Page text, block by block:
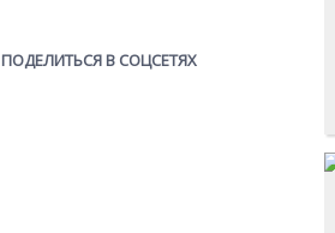
ПОДЕЛИТЬСЯ В СОЦСЕТЯХ